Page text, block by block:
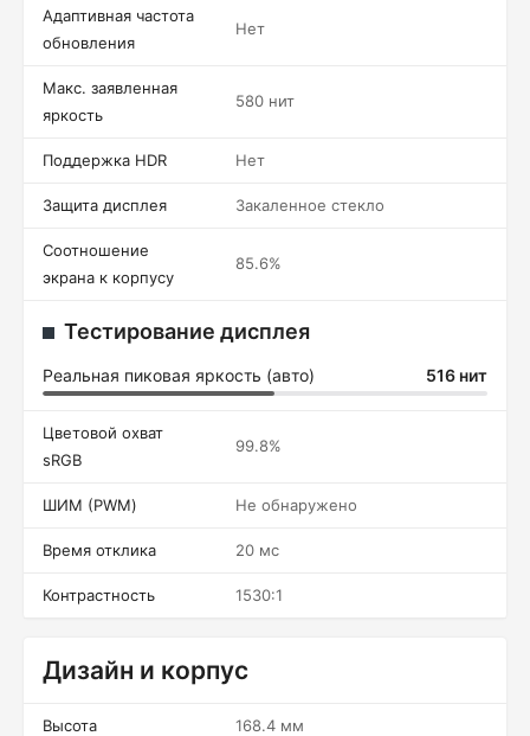
Адаптивная частота
обновления
Нет
Макс. заявленная
яркость
580 нит
Поддержка HDR Нет
Защита дисплея Закаленное стекло
Соотношение
экрана к корпусу
85.6%
Тестирование дисплея
Реальная пиковая яркость (авто) 516 нит
Цветовой охват
sRGB
99.8%
ШИМ (PWM) Не обнаружено
Время отклика 20 мс
Контрастность 1530:1
Дизайн и корпус
Высота 168.4 мм